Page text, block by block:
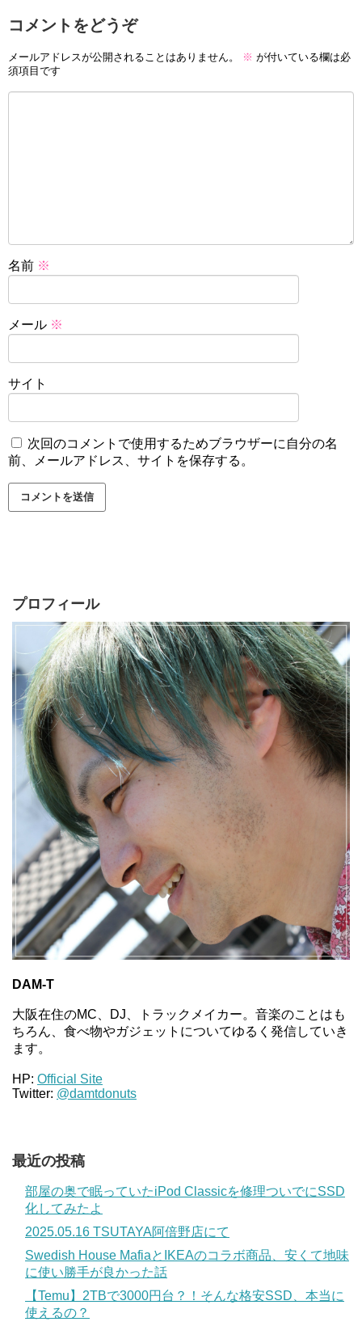
コメントをどうぞ
メールアドレスが公開されることはありません。 ※ が付いている欄は必
須項目です
名前 ※
メール ※
サイト
次回のコメントで使用するためブラウザーに自分の名
前、メールアドレス、サイトを保存する。
プロフィール
DAM-T
大阪在住のMC、DJ、トラックメイカー。音楽のことはも
ちろん、食べ物やガジェットについてゆるく発信していき
ます。
HP: Official Site
Twitter: @damtdonuts
最近の投稿
部屋の奥で眠っていたiPod Classicを修理ついでにSSD
化してみたよ
2025.05.16 TSUTAYA阿倍野店にて
Swedish House MafiaとIKEAのコラボ商品、安くて地味
に使い勝手が良かった話
【Temu】2TBで3000円台？！そんな格安SSD、本当に
使えるの？